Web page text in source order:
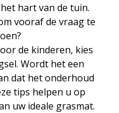
hart van de tuin.
vooraf de vraag te
de kinderen, kies
Wordt het een
dat het onderhoud
tips helpen u op
uw ideale grasmat.